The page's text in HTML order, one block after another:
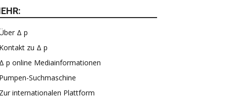
Δ p
zu Δ p
p online Mediainformationen
Suchmaschine
internationalen Plattform